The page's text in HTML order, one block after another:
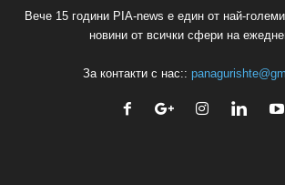
Вече 15 години PIA-news е един от най-
новини от всички сфери на
За контакти с нас::